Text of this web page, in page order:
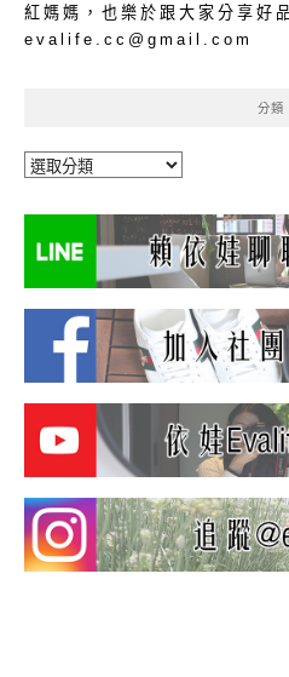
紅媽媽，也樂於跟大家分享好
evalife.cc@gmail.com
分類
分